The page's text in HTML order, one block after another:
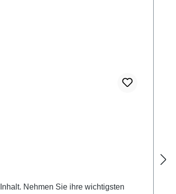
Nehmen Sie ihre wichtigsten